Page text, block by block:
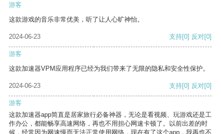
游客
这款游戏的音乐非常优美，听了让人心旷神怡。
2024-06-23 支持[0] 反对[0]
游客
这款加速器VPM应用程序已经为我们带来了无限的隐私和安全性保护。
2024-06-23 支持[0] 反对[0]
游客
这款加速器app简直是居家旅行必备神器，无论是看视频、玩游戏还是工
作办公，都能畅享高速网络，再也不用担心网速卡顿了。以前出差的时
候，经常因为网速慢而无法正常使用网络，现在有了这个app，我再也不